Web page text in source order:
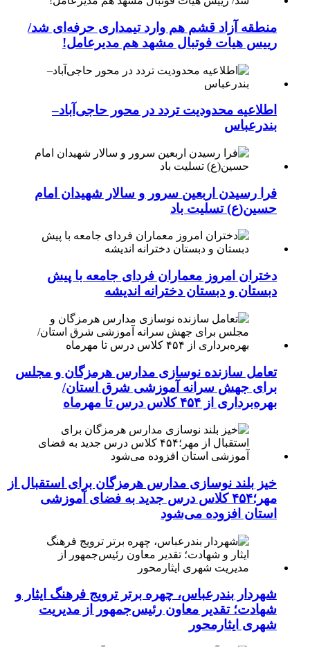
منطقه آزاد قشم هم وارد تیمداری حرفه‌ای شد/
رییس هیات فوتبال مشهد هم مدیرعامل!
اطلاعیه محدودیت تردد در محور حاجی‌آباد–
بندرعباس
فرا رسیدن اربعین سرور و سالار شهیدان امام
حسین(ع) تسلیت باد
دختران امروز معماران فردای جامعه با پیش
دبستان و دبستان دخترانه اندیشه
تعامل سازنده نوسازی مدارس هرمزگان و مجلس
برای جهش سرانه آموزشی شرق استان/
بهره‌برداری از ۴۵۴ کلاس درس تا مهرماه
خیز بلند نوسازی مدارس هرمزگان برای استقبال از
مهر؛۴۵۴ کلاس درس جدید به فضای آموزشی
استان افزوده می‌شود
شهردار بندرعباس، چهره برتر ترویج فرهنگ ایثار و
شهادت؛ تقدیر معاون رئیس‌جمهور از مدیریت
شهری ایثارمحور